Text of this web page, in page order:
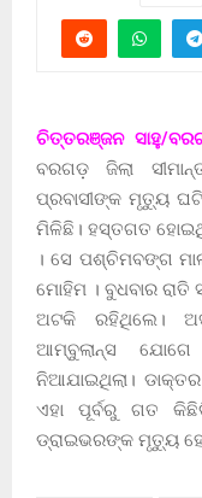
ଚିତ୍ତରଞ୍ଜନ ସାହୁ/
ବରଗଡ଼ ଜିଲା
ପ୍ରବାସୀଙ୍କ ମୃତ୍ୟୁ
ମିଳିଛି। ହସ୍ତଗତ
। ସେ ପଶ୍ଚିମବଙ୍ଗ
ମୋହିମ । ବୁଧବାର ରାତି
ଅଟକି ରହିଥିଲେ।
ଆମ୍ବୁଲାନ୍ସ
ନିଆଯାଇଥିଲା।
ଏହା ପୂର୍ବରୁ ଗତ
ଡ୍ରାଇଭରଙ୍କ ମୃତ୍ୟୁ